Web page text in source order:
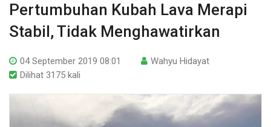
Pertumbuhan Kubah Lava Merapi
Stabil, Tidak Menghawatirkan
04 September 2019 08:01
Wahyu Hidayat
Dilihat 3175 kali